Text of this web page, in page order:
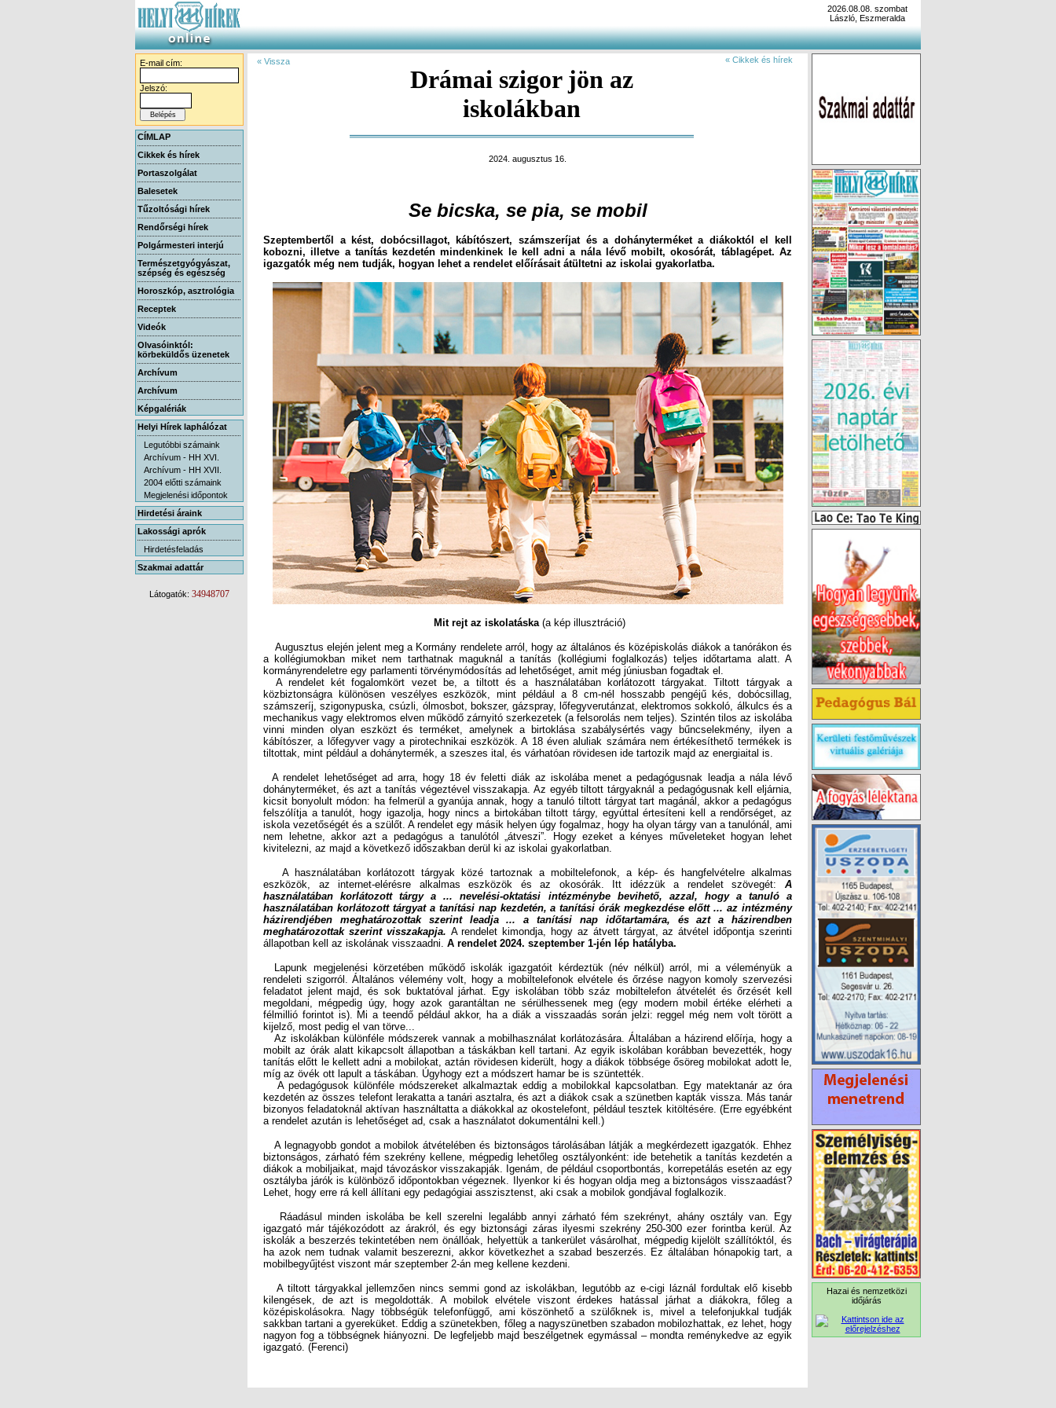
2026.08.08. szombat
László, Eszmeralda
E-mail cím:
Jelszó:
CÍMLAP
Cikkek és hírek
Portaszolgálat
Balesetek
Tűzoltósági hírek
Rendőrségi hírek
Polgármesteri interjú
Természetgyógyászat,
szépség és egészség
Horoszkóp, asztrológia
Receptek
Videók
Olvasóinktól:
körbeküldős üzenetek
Archívum
Archívum
Képgalériák
Helyi Hírek laphálózat
Legutóbbi számaink
Archívum - HH XVI.
Archívum - HH XVII.
2004 előtti számaink
Megjelenési időpontok
Hirdetési áraink
Lakossági aprók
Hirdetésfeladás
Szakmai adattár
Látogatók: 34948707
« Vissza
Drámai szigor jön az
iskolákban
« Cikkek és hírek
2024. augusztus 16.
Se bicska, se pia, se mobil
Szeptembertől a kést, dobócsillagot, kábítószert, számszeríjat és a dohányterméket a diákoktól el kell
kobozni, illetve a tanítás kezdetén mindenkinek le kell adni a nála lévő mobilt, okosórát, táblagépet. Az
igazgatók még nem tudják, hogyan lehet a rendelet előírásait átültetni az iskolai gyakorlatba.
Mit rejt az iskolatáska(a kép illusztráció)
Augusztus elején jelent meg a Kormány rendelete arról, hogy az általános és középiskolás diákok a tanórákon és
a kollégiumokban miket nem tarthatnak maguknál a tanítás (kollégiumi foglalkozás) teljes időtartama alatt. A
kormányrendeletre egy parlamenti törvénymódosítás ad lehetőséget, amit még júniusban fogadtak el.
A rendelet két fogalomkört vezet be, a tiltott és a használatában korlátozott tárgyakat. Tiltott tárgyak a
közbiztonságra különösen veszélyes eszközök, mint például a 8 cm-nél hosszabb pengéjű kés, dobócsillag,
számszeríj, szigonypuska, csúzli, ólmosbot, bokszer, gázspray, lőfegyverutánzat, elektromos sokkoló, álkulcs és a
mechanikus vagy elektromos elven működő zárnyitó szerkezetek (a felsorolás nem teljes). Szintén tilos az iskolába
vinni minden olyan eszközt és terméket, amelynek a birtoklása szabálysértés vagy bűncselekmény, ilyen a
kábítószer, a lőfegyver vagy a pirotechnikai eszközök. A 18 éven aluliak számára nem értékesíthető termékek is
tiltottak, mint például a dohánytermék, a szeszes ital, és várhatóan rövidesen ide tartozik majd az energiaital is.
A rendelet lehetőséget ad arra, hogy 18 év feletti diák az iskolába menet a pedagógusnak leadja a nála lévő
dohányterméket, és azt a tanítás végeztével visszakapja. Az egyéb tiltott tárgyaknál a pedagógusnak kell eljárnia,
kicsit bonyolult módon: ha felmerül a gyanúja annak, hogy a tanuló tiltott tárgyat tart magánál, akkor a pedagógus
felszólítja a tanulót, hogy igazolja, hogy nincs a birtokában tiltott tárgy, egyúttal értesíteni kell a rendőrséget, az
iskola vezetőségét és a szülőt. A rendelet egy másik helyen úgy fogalmaz, hogy ha olyan tárgy van a tanulónál, ami
nem lehetne, akkor azt a pedagógus a tanulótól „átveszi”. Hogy ezeket a kényes műveleteket hogyan lehet
kivitelezni, az majd a következő időszakban derül ki az iskolai gyakorlatban.
A használatában korlátozott tárgyak közé tartoznak a mobiltelefonok, a kép- és hangfelvételre alkalmas
eszközök, az internet-elérésre alkalmas eszközök és az okosórák. Itt idézzük a rendelet szövegét: A
használatában korlátozott tárgy a ... nevelési-oktatási intézménybe bevihető, azzal, hogy a tanuló a
használatában korlátozott tárgyat a tanítási nap kezdetén, a tanítási órák megkezdése előtt ... az intézmény
házirendjében meghatározottak szerint leadja ... a tanítási nap időtartamára, és azt a házirendben
meghatározottak szerint visszakapja. A rendelet kimondja, hogy az átvett tárgyat, az átvétel időpontja szerinti
állapotban kell az iskolának visszaadni. A rendelet 2024. szeptember 1-jén lép hatályba.
Lapunk megjelenési körzetében működő iskolák igazgatóit kérdeztük (név nélkül) arról, mi a véleményük a
rendeleti szigorról. Általános vélemény volt, hogy a mobiltelefonok elvétele és őrzése nagyon komoly szervezési
feladatot jelent majd, és sok buktatóval járhat. Egy iskolában több száz mobiltelefon átvételét és őrzését kell
megoldani, mégpedig úgy, hogy azok garantáltan ne sérülhessenek meg (egy modern mobil értéke elérheti a
félmillió forintot is). Mi a teendő például akkor, ha a diák a visszaadás során jelzi: reggel még nem volt törött a
kijelző, most pedig el van törve...
Az iskolákban különféle módszerek vannak a mobilhasználat korlátozására. Általában a házirend előírja, hogy a
mobilt az órák alatt kikapcsolt állapotban a táskákban kell tartani. Az egyik iskolában korábban bevezették, hogy
tanítás előtt le kellett adni a mobilokat, aztán rövidesen kiderült, hogy a diákok többsége ősöreg mobilokat adott le,
míg az övék ott lapult a táskában. Úgyhogy ezt a módszert hamar be is szüntették.
A pedagógusok különféle módszereket alkalmaztak eddig a mobilokkal kapcsolatban. Egy matektanár az óra
kezdetén az összes telefont lerakatta a tanári asztalra, és azt a diákok csak a szünetben kapták vissza. Más tanár
bizonyos feladatoknál aktívan használtatta a diákokkal az okostelefont, például tesztek kitöltésére. (Erre egyébként
a rendelet azután is lehetőséget ad, csak a használatot dokumentálni kell.)
A legnagyobb gondot a mobilok átvételében és biztonságos tárolásában látják a megkérdezett igazgatók. Ehhez
biztonságos, zárható fém szekrény kellene, mégpedig lehetőleg osztályonként: ide betehetik a tanítás kezdetén a
diákok a mobiljaikat, majd távozáskor visszakapják. Igenám, de például csoportbontás, korrepetálás esetén az egy
osztályba járók is különböző időpontokban végeznek. Ilyenkor ki és hogyan oldja meg a biztonságos visszaadást?
Lehet, hogy erre rá kell állítani egy pedagógiai asszisztenst, aki csak a mobilok gondjával foglalkozik.
Ráadásul minden iskolába be kell szerelni legalább annyi zárható fém szekrényt, ahány osztály van. Egy
igazgató már tájékozódott az árakról, és egy biztonsági záras ilyesmi szekrény 250-300 ezer forintba kerül. Az
iskolák a beszerzés tekintetében nem önállóak, helyettük a tankerület vásárolhat, mégpedig kijelölt szállítóktól, és
ha azok nem tudnak valamit beszerezni, akkor következhet a szabad beszerzés. Ez általában hónapokig tart, a
mobilbegyűjtést viszont már szeptember 2-án meg kellene kezdeni.
A tiltott tárgyakkal jellemzően nincs semmi gond az iskolákban, legutóbb az e-cigi láznál fordultak elő kisebb
kilengések, de azt is megoldották. A mobilok elvétele viszont érdekes hatással járhat a diákokra, főleg a
középiskolásokra. Nagy többségük telefonfüggő, ami köszönhető a szülőknek is, mivel a telefonjukkal tudják
sakkban tartani a gyereküket. Eddig a szünetekben, főleg a nagyszünetben szabadon mobilozhattak, ez lehet, hogy
nagyon fog a többségnek hiányozni. De legfeljebb majd beszélgetnek egymással – mondta reménykedve az egyik
igazgató. (Ferenci)
Hazai és nemzetközi
időjárás